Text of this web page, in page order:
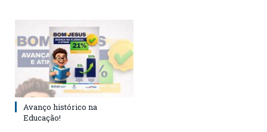
Avanço histórico na
Educação!